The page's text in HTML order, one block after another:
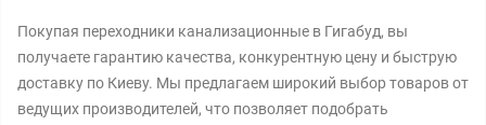
Покупая переходники канализационные в Гигабуд, вы
получаете гарантию качества, конкурентную цену и быструю
доставку по Киеву. Мы предлагаем широкий выбор товаров от
ведущих производителей, что позволяет подобрать